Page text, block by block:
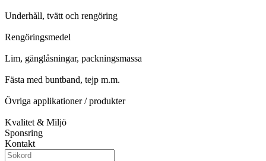
Underhåll, tvätt och rengöring
Rengöringsmedel
Lim, gänglåsningar, packningsmassa
Fästa med buntband, tejp m.m.
Övriga applikationer / produkter
Kvalitet & Miljö
Sponsring
Kontakt